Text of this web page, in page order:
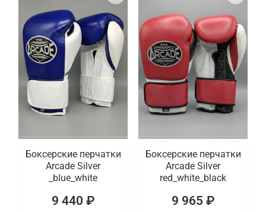
Боксерские перчатки
Arcade Silver
_blue_white
9 440 ₽
Боксерские перчатки
Arcade Silver
red_white_black
9 965 ₽